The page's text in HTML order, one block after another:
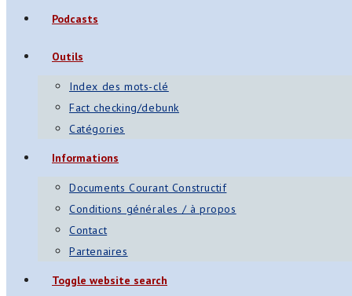
Podcasts
Outils
Index des mots-clé
Fact checking/debunk
Catégories
Informations
Documents Courant Constructif
Conditions générales / à propos
Contact
Partenaires
Toggle website search